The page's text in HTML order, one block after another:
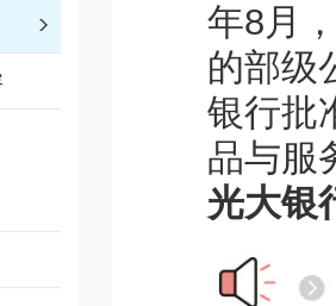
年8月
的部级
银行批
品与服
光大银